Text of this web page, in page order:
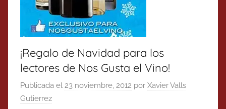
¡Regalo de Navidad para los
lectores de Nos Gusta el Vino!
Publicada el 23 noviembre, 2012 por Xavier Valls
Gutierrez